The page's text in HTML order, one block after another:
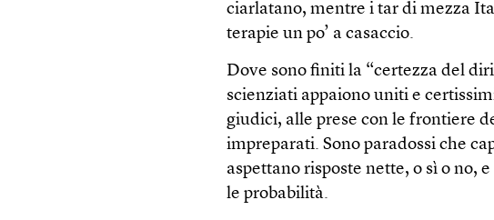
ciarlatano, mentre i tar di mezza
terapie un po’ a casaccio.
Dove sono finiti la “certezza del
scienziati appaiono uniti e
giudici, alle prese con le frontiere
impreparati. Sono paradossi che
aspettano risposte nette, o sì o no,
le probabilità.